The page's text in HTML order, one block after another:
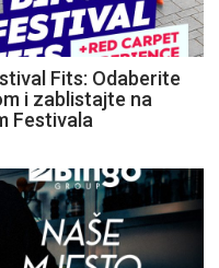
Fits: Odaberite
i zablistajte na
Festivala